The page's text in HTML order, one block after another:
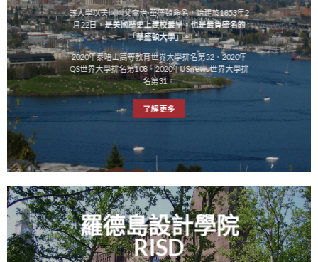
該大學以美國國父喬治·華盛頓命名，始建於1853年2
月22日，是美國歷史上建校最早，也是最負盛名的
「華盛頓大學」。
2020年泰晤士高等教育世界大學排名第52，2020年
QS世界大學排名第108，2020年USnews世界大學排
名第31。
了解更多
羅德島設計學院
RISD